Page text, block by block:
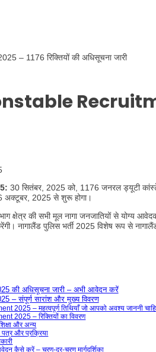
– 1176 रिक्तियों की अधिसूचना जारी
30 सितंबर, 2025 को, 1176 जनरल ड्यूटी
2025 से शुरू होगा।
की सभी मूल नागा जनजातियों से योग्य
नागालैंड पुलिस भर्ती 2025 विशेष रूप से
की अधिसूचना जारी – अभी आवेदन करें
– संपूर्ण सारांश और मुख्य विवरण
– महत्वपूर्ण तिथियाँ जो आपको अवश्य जाननी
2025 – रिक्तियों का विवरण
और अन्य
और प्रक्रिया
कैसे करें – चरण-दर-चरण मार्गदर्शिका